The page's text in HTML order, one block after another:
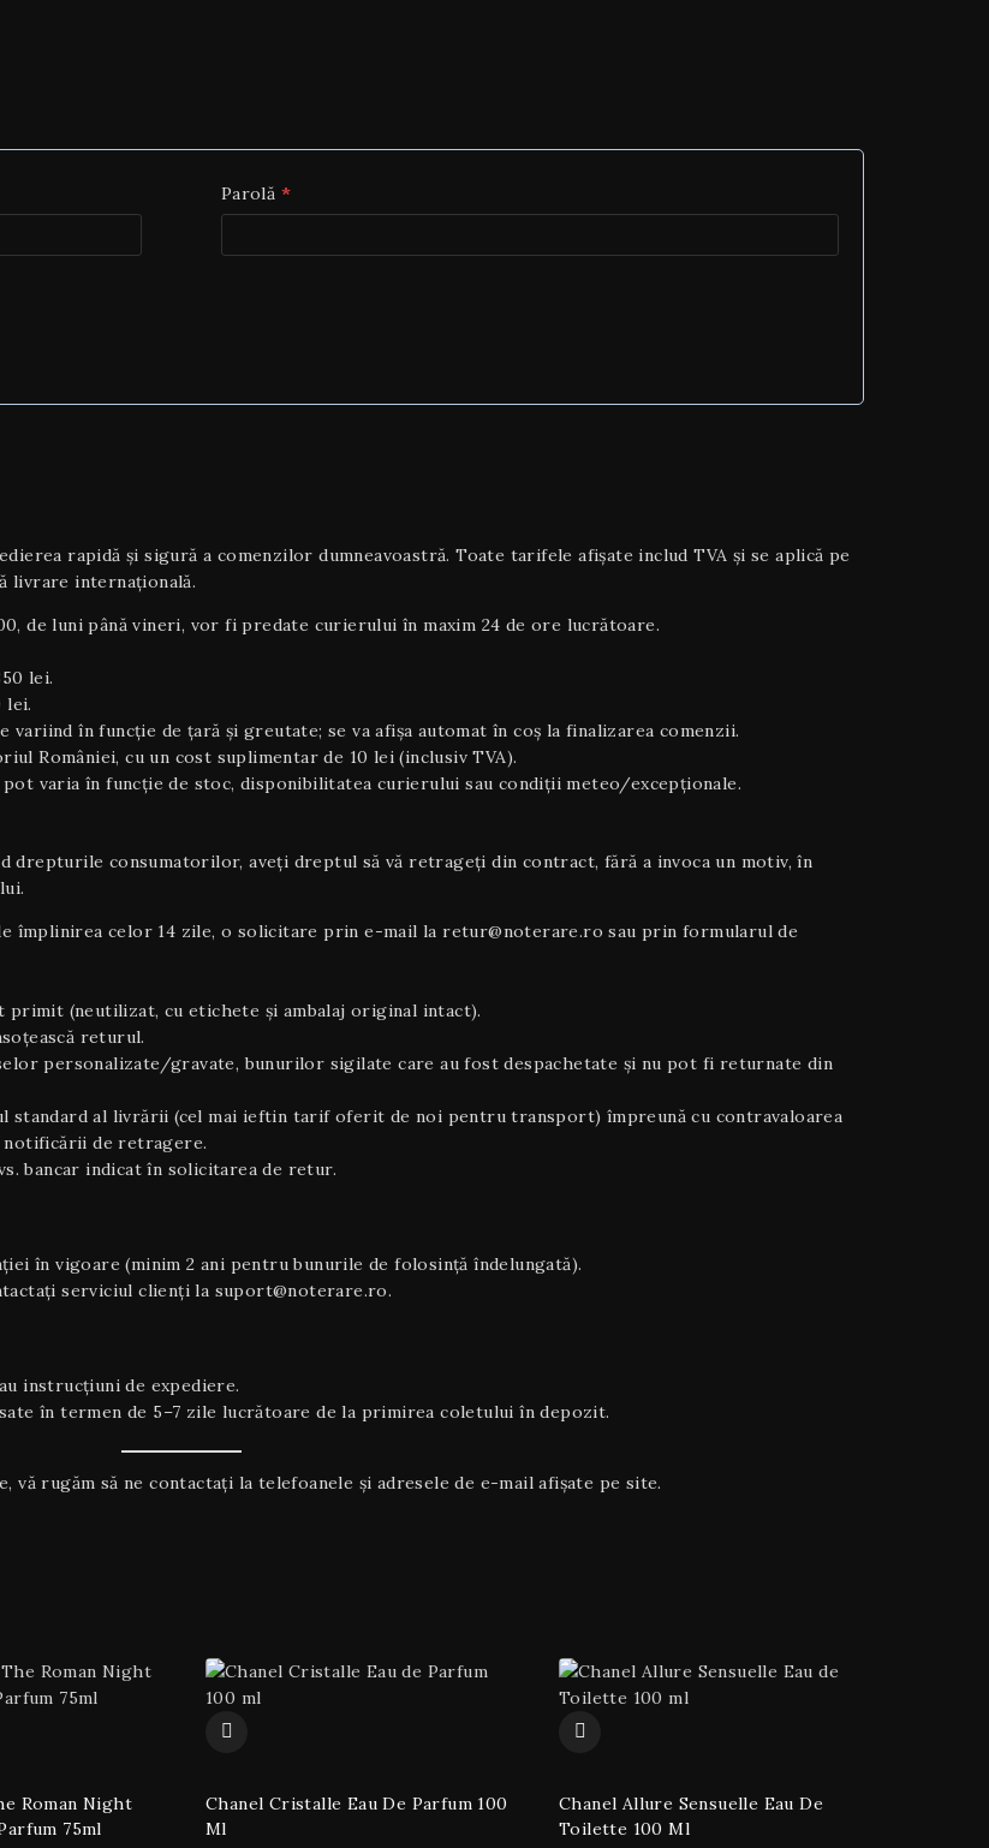
Parolă *
rapidă și sigură a comenzilor dumneavoastră. Toate tarifele afișate includ TVA și se aplică pe
livrare internaţională.
de luni până vineri, vor fi predate curierului în maxim 24 de ore lucrătoare.
lei.
lei.
variind în funcție de țară și greutate; se va afișa automat în coș la finalizarea comenzii.
României, cu un cost suplimentar de 10 lei (inclusiv TVA).
varia în funcție de stoc, disponibilitatea curierului sau condiții meteo/excepționale.
consumatorilor, aveți dreptul să vă retrageți din contract, fără a invoca un motiv, în
împlinirea celor 14 zile, o solicitare prin e-mail la retur@noterare.ro sau prin formularul de
(neutilizat, cu etichete și ambalaj original intact).
returul.
personalizate/gravate, bunurilor sigilate care au fost despachetate și nu pot fi returnate din
standard al livrării (cel mai ieftin tarif oferit de noi pentru transport) împreună cu contravaloarea
notificării de retragere.
bancar indicat în solicitarea de retur.
în vigoare (minim 2 ani pentru bunurile de folosință îndelungată).
serviciul clienți la suport@noterare.ro.
instrucțiuni de expediere.
în termen de 5–7 zile lucrătoare de la primirea coletului în depozit.
rugăm să ne contactați la telefoanele și adresele de e-mail afișate pe site.
Roman Night
75ml
Chanel Cristalle Eau De Parfum 100
Ml
Chanel Allure Sensuelle Eau De
Toilette 100 Ml